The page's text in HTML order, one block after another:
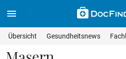
Übersicht Gesundheitsnews